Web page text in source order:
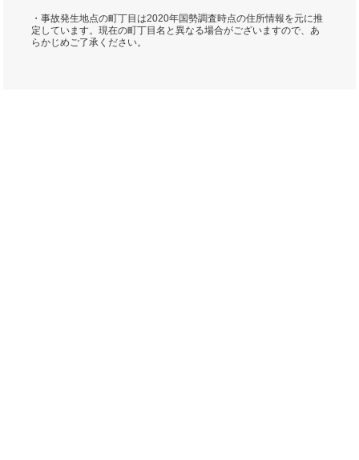
・事故発生地点の町丁目は2020年国勢調査時点の住所情報を元に推
定しています。現在の町丁目名と異なる場合がございますので、あ
らかじめご了承ください。